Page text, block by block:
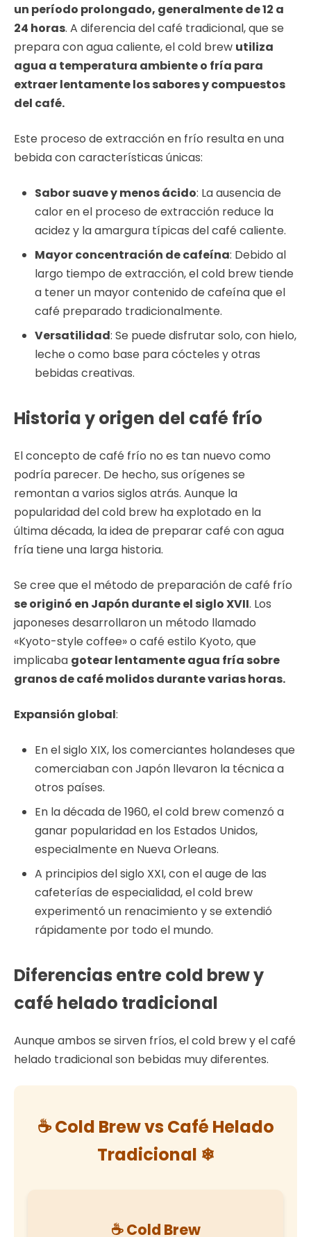
un período prolongado, generalmente de 12 a
24 horas. A diferencia del café tradicional, que se
prepara con agua caliente, el cold brew utiliza
agua a temperatura ambiente o fría para
extraer lentamente los sabores y compuestos
del café.
Este proceso de extracción en frío resulta en una
bebida con características únicas:
Sabor suave y menos ácido: La ausencia de
calor en el proceso de extracción reduce la
acidez y la amargura típicas del café caliente.
Mayor concentración de cafeína: Debido al
largo tiempo de extracción, el cold brew tiende
a tener un mayor contenido de cafeína que el
café preparado tradicionalmente.
Versatilidad: Se puede disfrutar solo, con hielo,
leche o como base para cócteles y otras
bebidas creativas.
Historia y origen del café frío
El concepto de café frío no es tan nuevo como
podría parecer. De hecho, sus orígenes se
remontan a varios siglos atrás. Aunque la
popularidad del cold brew ha explotado en la
última década, la idea de preparar café con agua
fría tiene una larga historia.
Se cree que el método de preparación de café frío
se originó en Japón durante el siglo XVII. Los
japoneses desarrollaron un método llamado
«Kyoto-style coffee» o café estilo Kyoto, que
implicaba gotear lentamente agua fría sobre
granos de café molidos durante varias horas.
Expansión global:
En el siglo XIX, los comerciantes holandeses que
comerciaban con Japón llevaron la técnica a
otros países.
En la década de 1960, el cold brew comenzó a
ganar popularidad en los Estados Unidos,
especialmente en Nueva Orleans.
A principios del siglo XXI, con el auge de las
cafeterías de especialidad, el cold brew
experimentó un renacimiento y se extendió
rápidamente por todo el mundo.
Diferencias entre cold brew y
café helado tradicional
Aunque ambos se sirven fríos, el cold brew y el café
helado tradicional son bebidas muy diferentes.
☕ Cold Brew vs Café Helado
Tradicional ❄
☕ Cold Brew